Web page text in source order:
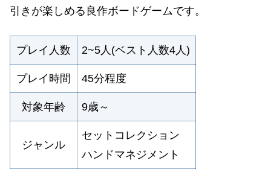
引きが楽しめる良作ボードゲームです。
プレイ人数 2~5人(ベスト人数4人)
プレイ時間 45分程度
対象年齢 9歳～
ジャンル
セットコレクション
ハンドマネジメント